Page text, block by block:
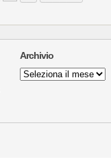
Archivio
Archivio